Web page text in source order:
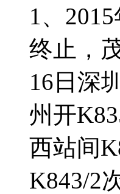
1、
终止，
16日深
州开
西站间
K843/2